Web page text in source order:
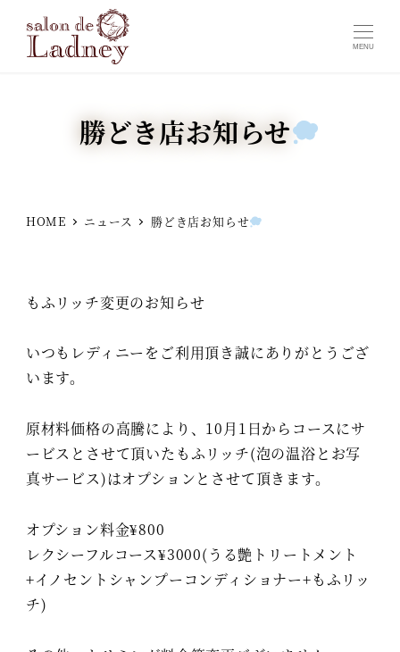
MENU
勝どき店お知らせ
HOME ニュース 勝どき店お知らせ
もふリッチ変更のお知らせ
いつもレディニーをご利用頂き誠にありがとうござ
います。
原材料価格の高騰により、10月1日からコースにサ
ービスとさせて頂いたもふリッチ(泡の温浴とお写
真サービス)はオプションとさせて頂きます。
オプション料金¥800
レクシーフルコース¥3000(うる艶トリートメント
+イノセントシャンプーコンディショナー+もふリッ
チ)